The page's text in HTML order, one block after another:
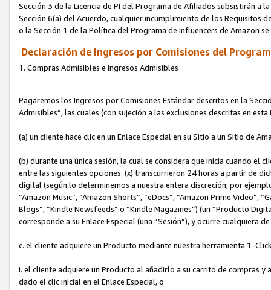
Sección 3 de la Licencia de PI del Programa de Afiliados subsistirán
Sección 6(a) del Acuerdo, cualquier incumplimiento de los Requisitos
o la Sección 1 de la Política del Programa de Influencers de Amazon
Declaración de Ingresos por Comisiones del
1. Compras Admisibles e Ingresos Admisibles
Pagaremos los Ingresos por Comisiones Estándar descritos en la
Admisibles”, las cuales (con sujeción a las exclusiones descritas en
(a) un cliente hace clic en un Enlace Especial en su Sitio a un Sitio de
(b) durante una única sesión, la cual se considera que inicia cuando el
entre las siguientes opciones: (x) transcurrieron 24 horas a partir de
digital (según lo determinemos a nuestra entera discreción; por
“Amazon Music”, “Amazon Shorts”, “eDocs”, “Amazon Prime Video”,
Blogs”, “Kindle Newsfeeds” o “Kindle Magazines”) (un “Producto
corresponde a su Enlace Especial (una “Sesión”), y ocurre cualquiera
c. el cliente adquiere un Producto mediante nuestra herramienta 1-
i. el cliente adquiere un Producto al añadirlo a su carrito de compras
dado el clic inicial en el Enlace Especial, o